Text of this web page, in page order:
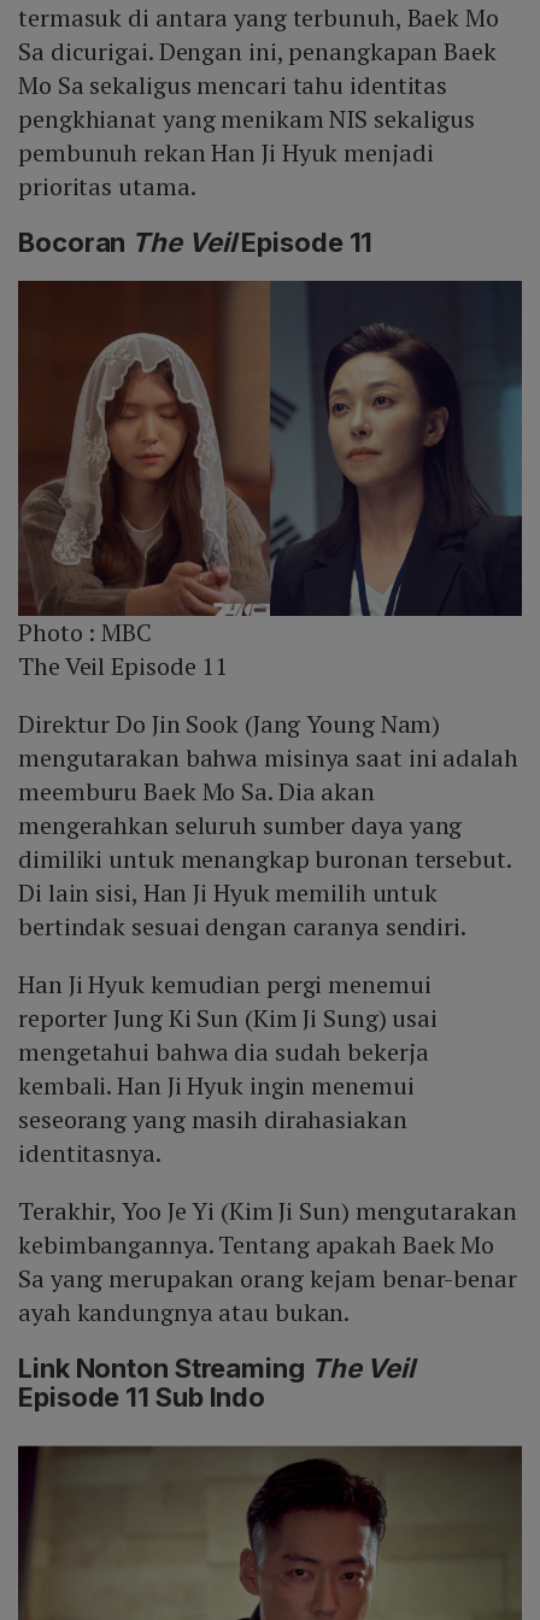
termasuk di antara yang terbunuh, Baek Mo
Sa dicurigai. Dengan ini, penangkapan Baek
Mo Sa sekaligus mencari tahu identitas
pengkhianat yang menikam NIS sekaligus
pembunuh rekan Han Ji Hyuk menjadi
prioritas utama.
Bocoran The VeilEpisode 11
Photo :MBC
The Veil Episode 11
Direktur Do Jin Sook (Jang Young Nam)
mengutarakan bahwa misinya saat ini adalah
meemburu Baek Mo Sa. Dia akan
mengerahkan seluruh sumber daya yang
dimiliki untuk menangkap buronan tersebut.
Di lain sisi, Han Ji Hyuk memilih untuk
bertindak sesuai dengan caranya sendiri.
Han Ji Hyuk kemudian pergi menemui
reporter Jung Ki Sun (Kim Ji Sung) usai
mengetahui bahwa dia sudah bekerja
kembali. Han Ji Hyuk ingin menemui
seseorang yang masih dirahasiakan
identitasnya.
Terakhir, Yoo Je Yi (Kim Ji Sun) mengutarakan
kebimbangannya. Tentang apakah Baek Mo
Sa yang merupakan orang kejam benar-benar
ayah kandungnya atau bukan.
Link Nonton Streaming The Veil
Episode 11 Sub Indo